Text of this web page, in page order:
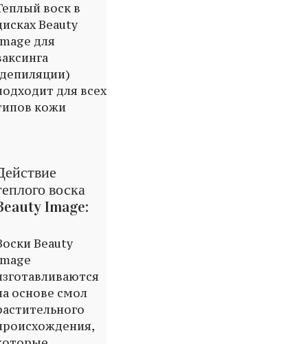
воск в
Beauty
для
для всех
кожи
воска
Image:
Beauty
основе смол